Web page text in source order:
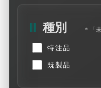
社会貢
種別 ＊「
特注品
既製品